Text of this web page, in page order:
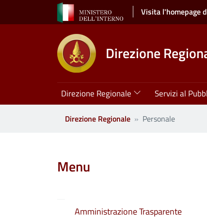
Salta al contenuto principale Visita l'homepage
Direzione
Navigazione principale
Direzione Regionale Servizi al
Direzione Regionale Personale
Menu
Amministrazione Trasparente